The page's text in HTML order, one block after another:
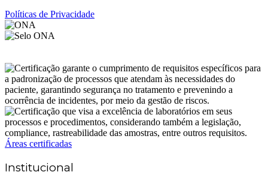
Políticas de Privacidade
Áreas certificadas
Institucional